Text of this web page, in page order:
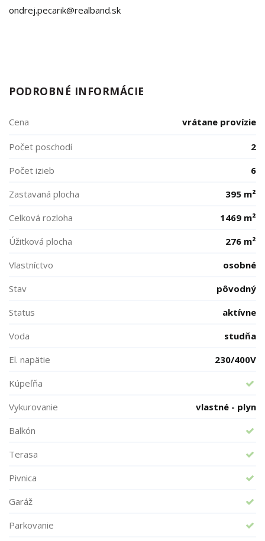
ondrej.pecarik@realband.sk
PODROBNÉ INFORMÁCIE
Cena vrátane provízie
Počet poschodí
2
Počet izieb
6
Zastavaná plocha
395 m²
Celková rozloha
1469 m²
Úžitková plocha
276 m²
Vlastníctvo
osobné
Stav
pôvodný
Status
aktívne
Voda
studňa
El. napätie
230/400V
Kúpeľňa
Vykurovanie
vlastné - plyn
Balkón
Terasa
Pivnica
Garáž
Parkovanie